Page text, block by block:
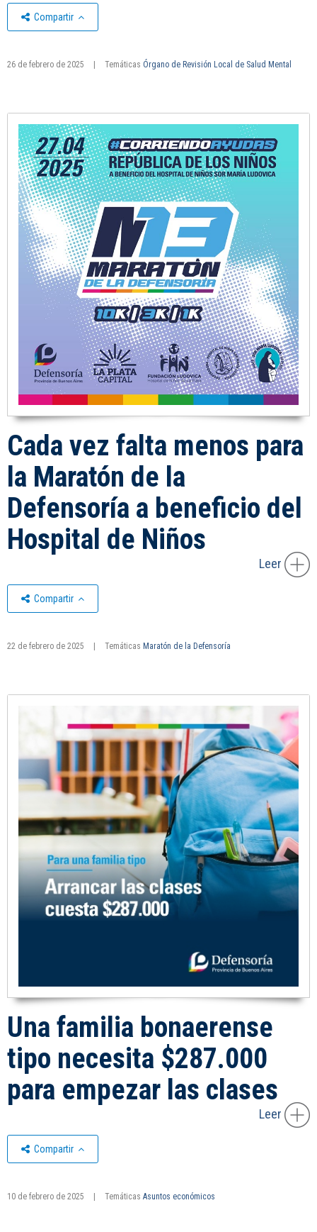
Compartir
26 de febrero de 2025 Temáticas Órgano de Revisión Local de Salud Mental
Cada vez falta menos para
la Maratón de la
Defensoría a beneficio del
Hospital de Niños
Leer
Compartir
22 de febrero de 2025 Temáticas Maratón de la Defensoría
Una familia bonaerense
tipo necesita $287.000
para empezar las clases
Leer
Compartir
10 de febrero de 2025 Temáticas Asuntos económicos